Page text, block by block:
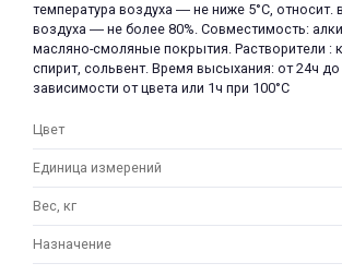
температура воздуха ― не ниже 5°C, относит.
воздуха ― не более 80%. Совместимость:
масляно-смоляные покрытия. Растворители :
спирит, сольвент. Время высыхания: от 24ч до
зависимости от цвета или 1ч при 100°C
Цвет
Единица измерений
Вес, кг
Назначение